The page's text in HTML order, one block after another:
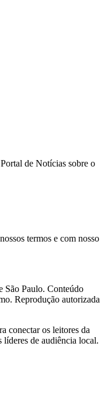
de Notícias sobre o
termos e com nosso
São Paulo. Conteúdo
Reprodução autorizada
conectar os leitores da
líderes de audiência local.